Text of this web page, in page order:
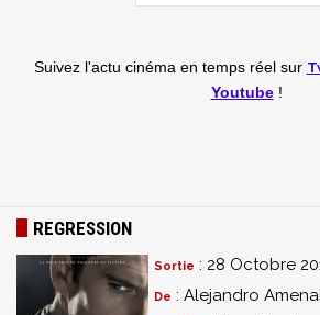
Suivez l'actu cinéma en temps réel sur
Youtube!
REGRESSION
Sortie : 28 Octobre
De : Alejandro